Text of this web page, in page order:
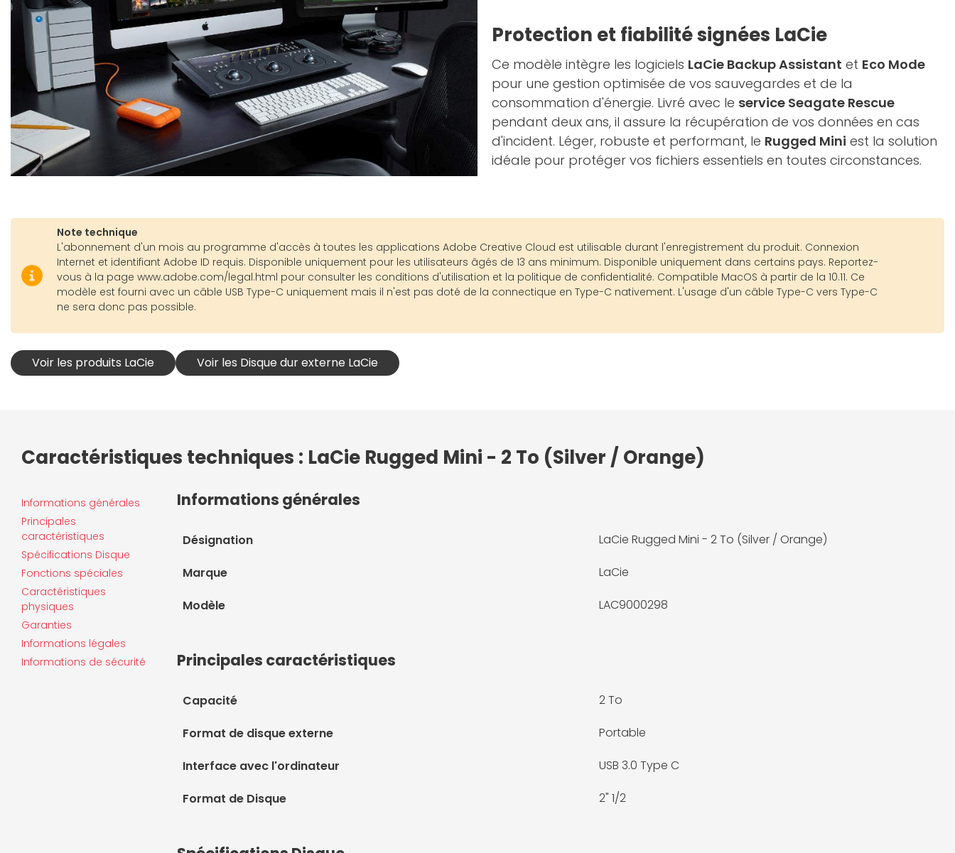
Protection et fiabilité signées LaCie
Ce modèle intègre les logiciels LaCie Backup Assistant et Eco Mode
pour une gestion optimisée de vos sauvegardes et de la
consommation d'énergie. Livré avec le service Seagate Rescue
pendant deux ans, il assure la récupération de vos données en cas
d'incident. Léger, robuste et performant, le Rugged Mini est la solution
idéale pour protéger vos fichiers essentiels en toutes circonstances.
Note technique
L'abonnement d'un mois au programme d'accès à toutes les applications Adobe Creative Cloud est utilisable durant l'enregistrement du produit. Connexion
Internet et identifiant Adobe ID requis. Disponible uniquement pour les utilisateurs âgés de 13 ans minimum. Disponible uniquement dans certains pays. Reportez-
vous à la page www.adobe.com/legal.html pour consulter les conditions d'utilisation et la politique de confidentialité. Compatible MacOS à partir de la 10.11. Ce
modèle est fourni avec un câble USB Type-C uniquement mais il n'est pas doté de la connectique en Type-C nativement. L'usage d'un câble Type-C vers Type-C
ne sera donc pas possible.
Voir les produits LaCie Voir les Disque dur externe LaCie
Caractéristiques techniques : LaCie Rugged Mini - 2 To (Silver / Orange)
Informations générales
Principales
caractéristiques
Spécifications Disque
Fonctions spéciales
Caractéristiques
physiques
Garanties
Informations légales
Informations de sécurité
Informations générales
Désignation LaCie Rugged Mini - 2 To (Silver / Orange)
Marque LaCie
Modèle LAC9000298
Principales caractéristiques
Capacité 2 To
Format de disque externe Portable
Interface avec l'ordinateur USB 3.0 Type C
Format de Disque 2" 1/2